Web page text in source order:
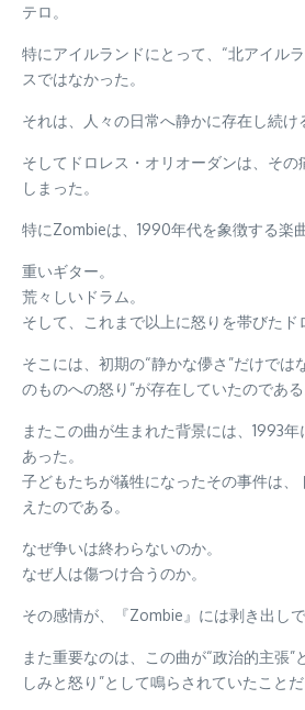
テロ。
特にアイルランドにとって、“北アイル
スではなかった。
それは、人々の日常へ静かに存在し続け
そしてドロレス・オリオーダンは、その
しまった。
特にZombieは、1990年代を象徴する楽
重いギター。
荒々しいドラム。
そして、これまで以上に怒りを帯びたド
そこには、初期の“静かな儚さ”だけでは
のものへの怒り”が存在していたのである
またこの曲が生まれた背景には、1993
あった。
子どもたちが犠牲になったその事件は
えたのである。
なぜ争いは終わらないのか。
なぜ人は傷つけ合うのか。
その感情が、『Zombie』には剥き出しで
また重要なのは、この曲が“政治的主張”
しみと怒り”として鳴らされていたことだ